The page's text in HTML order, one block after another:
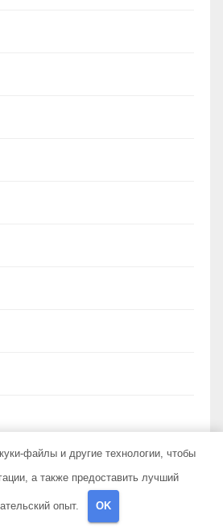
файлы и другие технологии, чтобы
а также предоставить лучший
опыт. OK